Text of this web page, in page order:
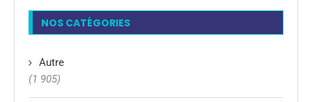
NOS CATÉGORIES
Autre
(1 905)